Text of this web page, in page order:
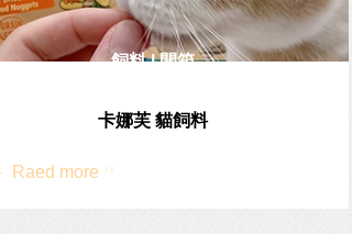
飼料 | 開箱
卡娜芙 貓飼料
Raed more